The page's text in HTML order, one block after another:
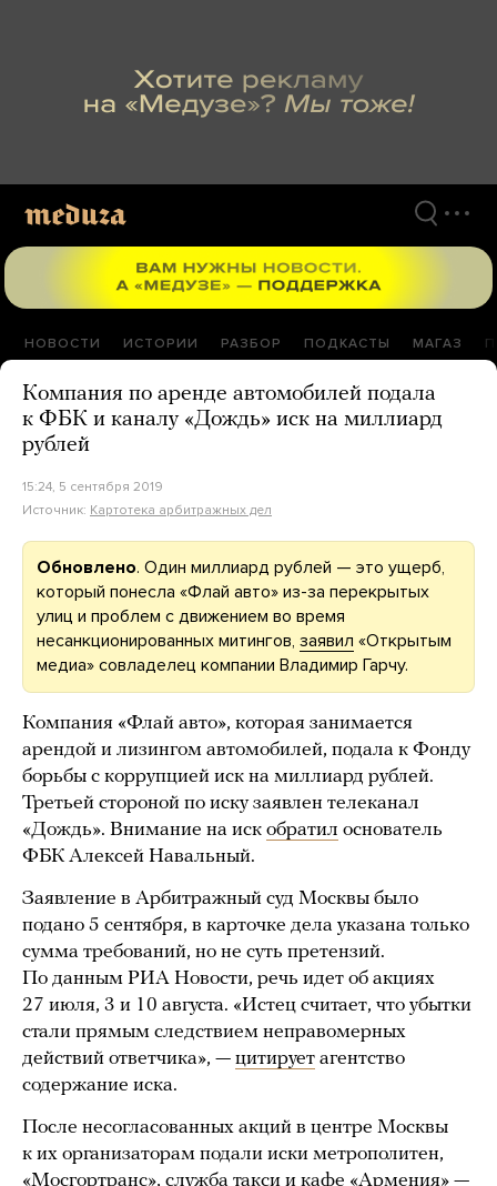
НОВОСТИ ИСТОРИИ РАЗБОР ПОДКАСТЫ МАГАЗ
Компания по аренде автомобилей подала
к ФБК и каналу «Дождь» иск на миллиард
рублей
15:24, 5 сентября 2019
Источник: Картотека арбитражных дел
Обновлено. Один миллиард рублей — это ущерб,
который понесла «Флай авто» из-за перекрытых
улиц и проблем с движением во время
несанкционированных митингов, заявил «Открытым
медиа» совладелец компании Владимир Гарчу.
Компания «Флай авто», которая занимается
арендой и лизингом автомобилей, подала к Фонду
борьбы с коррупцией иск на миллиард рублей.
Третьей стороной по иску заявлен телеканал
«Дождь». Внимание на иск обратил основатель
ФБК Алексей Навальный.
Заявление в Арбитражный суд Москвы было
подано 5 сентября, в карточке дела указана только
сумма требований, но не суть претензий.
По данным РИА Новости, речь идет об акциях
27 июля, 3 и 10 августа. «Истец считает, что убытки
стали прямым следствием неправомерных
действий ответчика», — цитирует агентство
содержание иска.
После несогласованных акций в центре Москвы
к их организаторам подали иски метрополитен,
«Мосгортранс», служба такси и кафе «Армения» —